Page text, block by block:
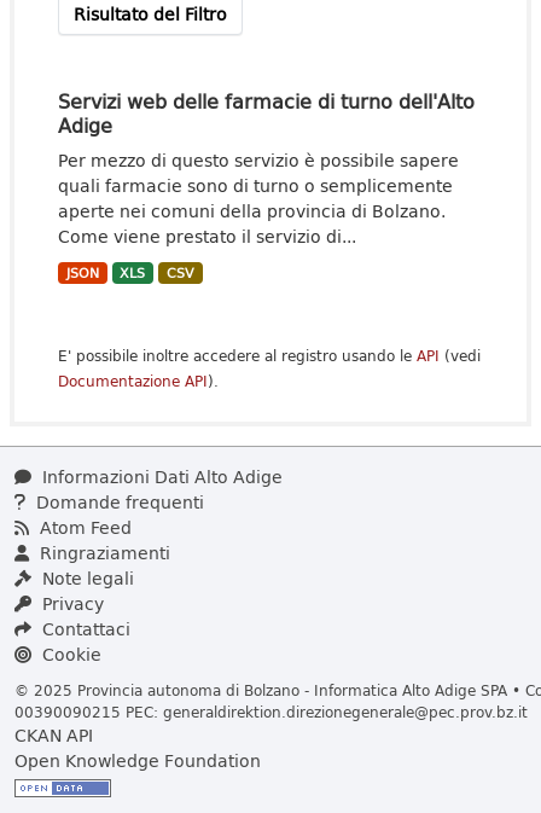
Risultato del Filtro
Servizi web delle farmacie di turno dell'Alto
Adige
Per mezzo di questo servizio è possibile sapere
quali farmacie sono di turno o semplicemente
aperte nei comuni della provincia di Bolzano.
Come viene prestato il servizio di...
JSON XLS CSV
E' possibile inoltre accedere al registro usando le API (vedi
Documentazione API).
Informazioni Dati Alto Adige
Domande frequenti
Atom Feed
Ringraziamenti
Note legali
Privacy
Contattaci
Cookie
© 2025 Provincia autonoma di Bolzano - Informatica Alto Adige SPA •
00390090215 PEC: generaldirektion.direzionegenerale@pec.prov.bz.it
CKAN API
Open Knowledge Foundation